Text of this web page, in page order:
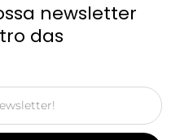
newsletter
das